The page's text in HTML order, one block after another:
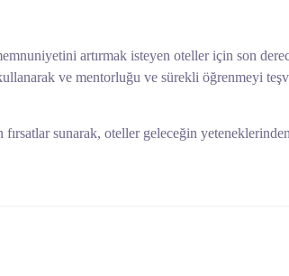
artırmak isteyen oteller için son
ve mentorluğu ve sürekli öğrenmeyi
sunarak, oteller geleceğin